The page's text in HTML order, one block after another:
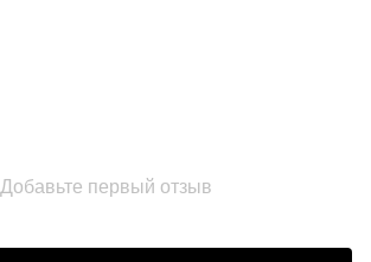
Добавьте первый отзыв